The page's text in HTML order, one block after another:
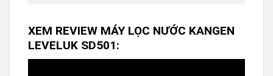
XEM REVIEW MÁY LỌC NƯỚC KANGEN
LEVELUK SD501: